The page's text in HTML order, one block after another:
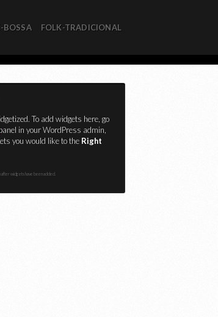
BOSSA FOLK-TRADICIONAL
To add widgets here, go
in your WordPress admin,
you would like to the Right
widgets have been added.